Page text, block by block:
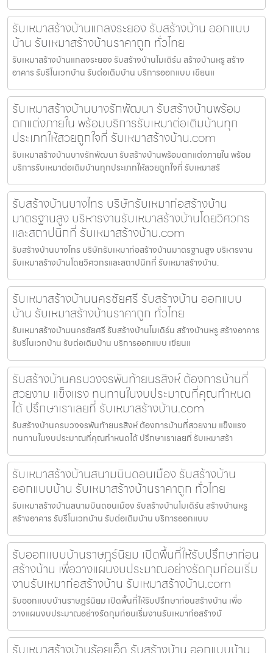
รับเหมาสร้างบ้านแกลงระยอง รับสร้างบ้าน ออกแบบ
บ้าน รับเหมาสร้างบ้านราคาถูก ทั่วไทย
รับเหมาสร้างบ้านแกลงระยอง รับสร้างบ้านโมเดิร์น สร้างบ้านหรู สร้าง
อาคาร รับรีโนเวทบ้าน รับต่อเติมบ้าน บริการออกแบบ เขียนแ
รับเหมาสร้างบ้านบางรักพัฒนา รับสร้างบ้านพร้อม
ตกแต่งภายใน พร้อมบริการรับเหมาต่อเติมบ้านทุก
ประเภทให้สวยถูกใจที่ รับเหมาสร้างบ้าน.com
รับเหมาสร้างบ้านบางรักพัฒนา รับสร้างบ้านพร้อมตกแต่งภายใน พร้อม
บริการรับเหมาต่อเติมบ้านทุกประเภทให้สวยถูกใจที่ รับเหมาสร้
รับสร้างบ้านบางไทร บริษัทรับเหมาก่อสร้างบ้าน
มาตรฐานสูง บริหารงานรับเหมาสร้างบ้านโดยวิศวกร
และสถาปนิกที่ รับเหมาสร้างบ้าน.com
รับสร้างบ้านบางไทร บริษัทรับเหมาก่อสร้างบ้านมาตรฐานสูง บริหารงาน
รับเหมาสร้างบ้านโดยวิศวกรและสถาปนิกที่ รับเหมาสร้างบ้าน.
รับเหมาสร้างบ้านนครชัยศรี รับสร้างบ้าน ออกแบบ
บ้าน รับเหมาสร้างบ้านราคาถูก ทั่วไทย
รับเหมาสร้างบ้านนครชัยศรี รับสร้างบ้านโมเดิร์น สร้างบ้านหรู สร้างอาคาร
รับรีโนเวทบ้าน รับต่อเติมบ้าน บริการออกแบบ เขียนแ
รับสร้างบ้านครบวงจรพันท้ายนรสิงห์ ต้องการบ้านที่
สวยงาม แข็งแรง ทนทานในงบประมาณที่คุณกำหนด
ได้ ปรึกษาเราเลยที่ รับเหมาสร้างบ้าน.com
รับสร้างบ้านครบวงจรพันท้ายนรสิงห์ ต้องการบ้านที่สวยงาม แข็งแรง
ทนทานในงบประมาณที่คุณกำหนดได้ ปรึกษาเราเลยที่ รับเหมาสร้า
รับเหมาสร้างบ้านสนามบินดอนเมือง รับสร้างบ้าน
ออกแบบบ้าน รับเหมาสร้างบ้านราคาถูก ทั่วไทย
รับเหมาสร้างบ้านสนามบินดอนเมือง รับสร้างบ้านโมเดิร์น สร้างบ้านหรู
สร้างอาคาร รับรีโนเวทบ้าน รับต่อเติมบ้าน บริการออกแบบ
รับออกแบบบ้านราษฎร์นิยม เปิดพื้นที่ให้รับปรึกษาก่อน
สร้างบ้าน เพื่อวางแผนงบประมาณอย่างรัดกุมก่อนเริ่ม
งานรับเหมาก่อสร้างบ้าน รับเหมาสร้างบ้าน.com
รับออกแบบบ้านราษฎร์นิยม เปิดพื้นที่ให้รับปรึกษาก่อนสร้างบ้าน เพื่อ
วางแผนงบประมาณอย่างรัดกุมก่อนเริ่มงานรับเหมาก่อสร้างบ้